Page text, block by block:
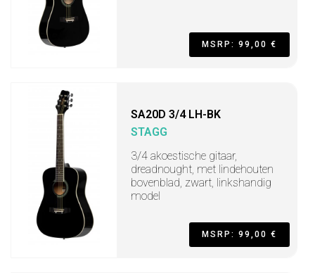
MSRP: 99,00 €
SA20D 3/4 LH-BK
STAGG
3/4 akoestische gitaar,
dreadnought, met lindehouten
bovenblad, zwart, linkshandig
model
MSRP: 99,00 €